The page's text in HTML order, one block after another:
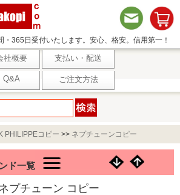
・365日受付いたします。安心、格安。信用第一！
社概要 支払い・配送
Q&A ご注文方法
PHILIPPEコピー >> ネプチューンコピー
ド一覧
プチューン コピー